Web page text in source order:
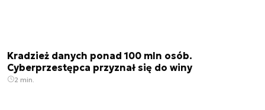
Kradzież danych ponad 100 mln osób.
Cyberprzestępca przyznał się do winy
2 min.